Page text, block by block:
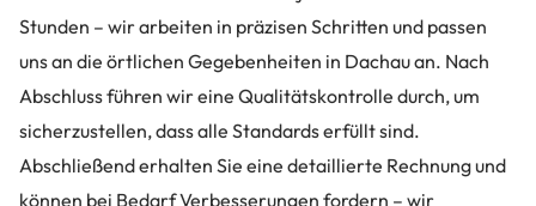
Stunden – wir arbeiten in präzisen Schritten und passen
uns an die örtlichen Gegebenheiten in Dachau an. Nach
Abschluss führen wir eine Qualitätskontrolle durch, um
sicherzustellen, dass alle Standards erfüllt sind.
Abschließend erhalten Sie eine detaillierte Rechnung und
können bei Bedarf Verbesserungen fordern – wir